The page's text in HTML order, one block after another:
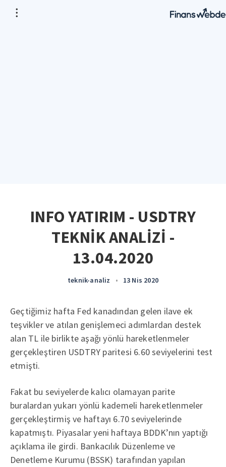
INFO YATIRIM - USDTRY
TEKNİK ANALİZİ -
13.04.2020
teknik-analiz • 13 Nis 2020
Geçtiğimiz hafta Fed kanadından gelen ilave ek
teşvikler ve atılan genişlemeci adımlardan destek
alan TL ile birlikte aşağı yönlü hareketlenmeler
gerçekleştiren USDTRY paritesi 6.60 seviyelerini test
etmişti.
Fakat bu seviyelerde kalıcı olamayan parite
buralardan yukarı yönlü kademeli hareketlenmeler
gerçekleştirmiş ve haftayı 6.70 seviyelerinde
kapatmıştı. Piyasalar yeni haftaya BDDK’nın yaptığı
açıklama ile girdi. Bankacılık Düzenleme ve
Denetleme Kurumu (BSSK) tarafından yapılan